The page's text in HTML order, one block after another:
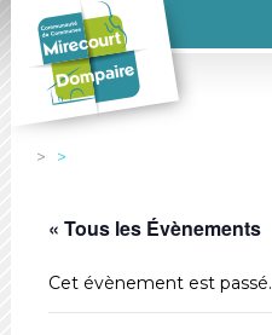
« Tous les Évènements
Cet évènement est passé.